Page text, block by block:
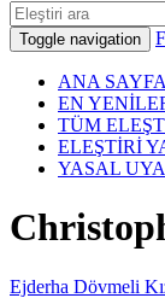
Toggle navigation
ANA SAYFA
EN
TÜM
ELEŞTİRİ
YASAL
Ejderha Dövmeli